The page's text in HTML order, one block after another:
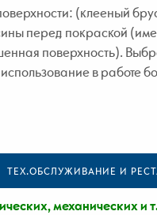
(клееный
перед покраской
поверхность).
в работе
ТЕХ.ОБСЛУЖИВАНИЕ И
механических и